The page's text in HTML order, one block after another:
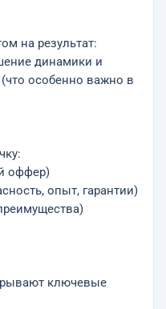
на результат:
динамики и
особенно важно в
оффер)
опыт, гарантии)
ключевые